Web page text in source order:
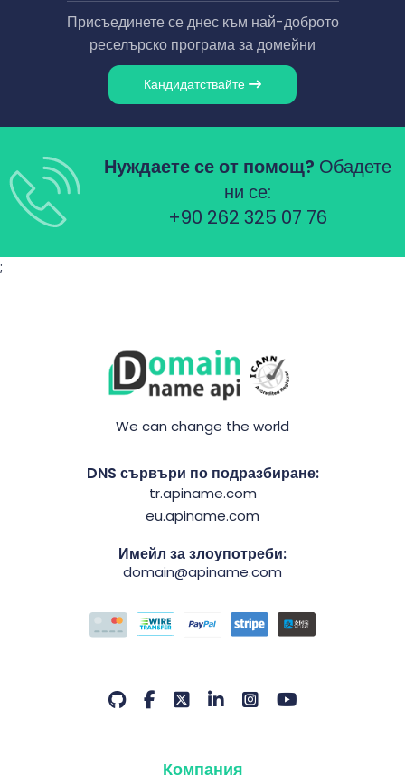
Присъединете се днес към най-доброто
реселърско програма за домейни
Кандидатствайте
Нуждаете се от помощ? Обадете
ни се:
+90 262 325 07 76
;
We can change the world
DNS сървъри по подразбиране:
tr.apiname.com
eu.apiname.com
Имейл за злоупотреби:
domain@apiname.com
Компания